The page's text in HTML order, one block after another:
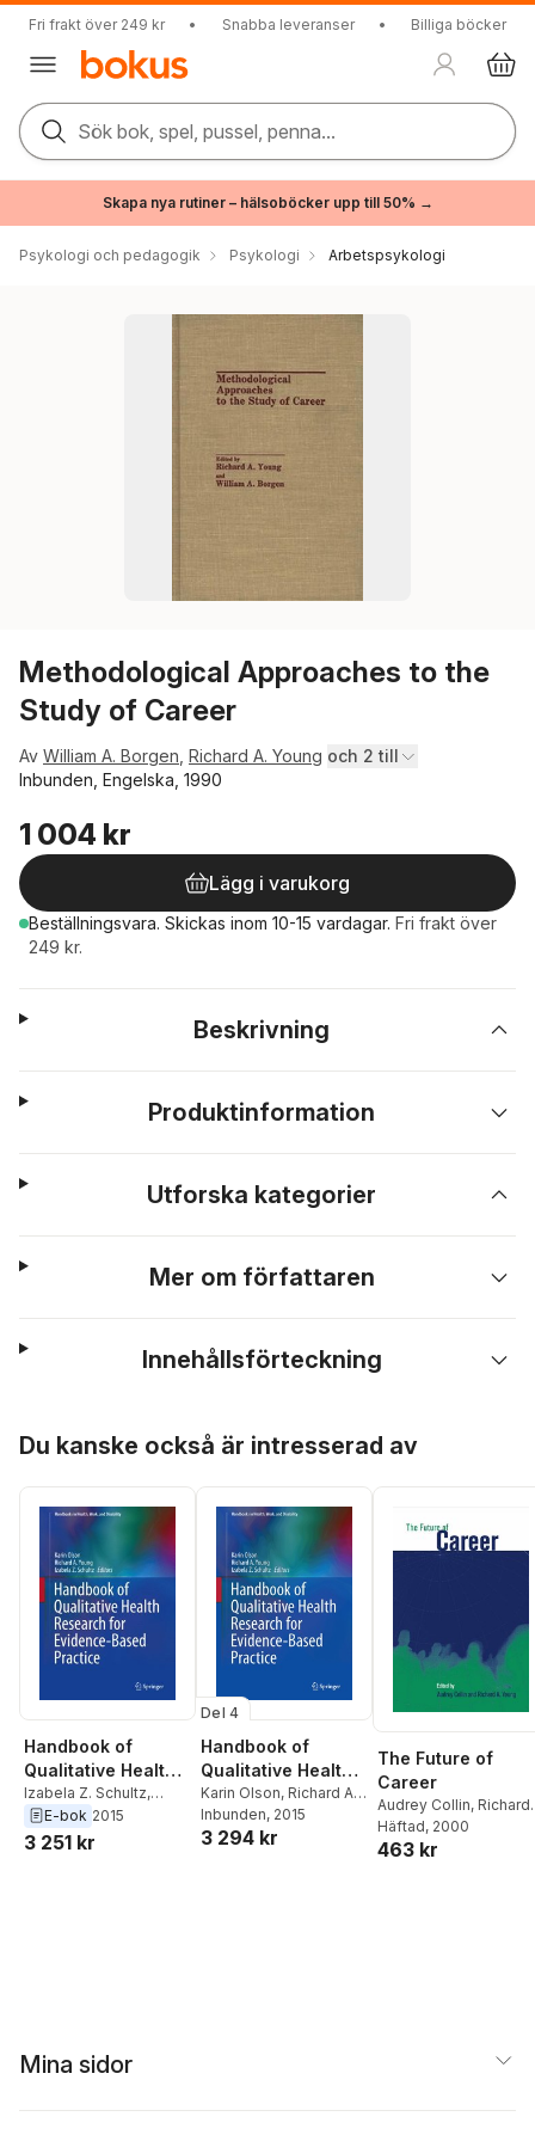
Fri frakt över 249 kr • Snabba leveranser • Billiga böcker
Sök bok, spel, pussel, penna...
Skapa nya rutiner – hälsoböcker upp till 50% →
Psykologi och pedagogik Psykologi Arbetspsykologi
Methodological Approaches to the
Study of Career
Av William A. Borgen Richard A. Young och 2 till
Inbunden, Engelska, 1990
1 004 kr
Lägg i varukorg
Beställningsvara. Skickas inom 10-15 vardagar. Fri frakt över
249 kr.
Beskrivning
Produktinformation
Utforska kategorier
Mer om författaren
Innehållsförteckning
Du kanske också är intresserad av
Handbook of
Qualitative Health
Research for
Evidence-Based
Practice
Izabela Z. Schultz,
Richard A. Young
Olson
E-bok 2015
3 251 kr
Del 4
Handbook of
Qualitative Health
Research for
Evidence-Based
Practice
Karin Olson, Richard A.
Young,Izabela Z.
Schultz
Inbunden, 2015
3 294 kr
The Future of
Career
Audrey Collin, Richard
A. Young
Häftad, 2000
463 kr
Mina sidor